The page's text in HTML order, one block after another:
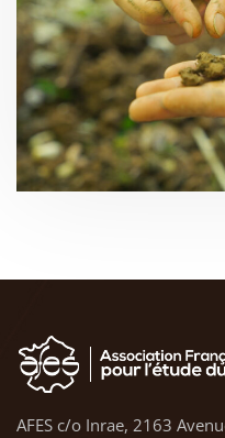
AFES c/o Inrae, 2163